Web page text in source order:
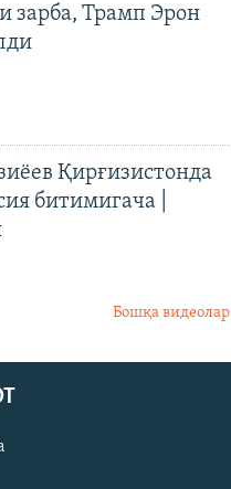
зарба, Трамп Эрон
Қирғизистонда
битимигача |
Бошқа видеолар